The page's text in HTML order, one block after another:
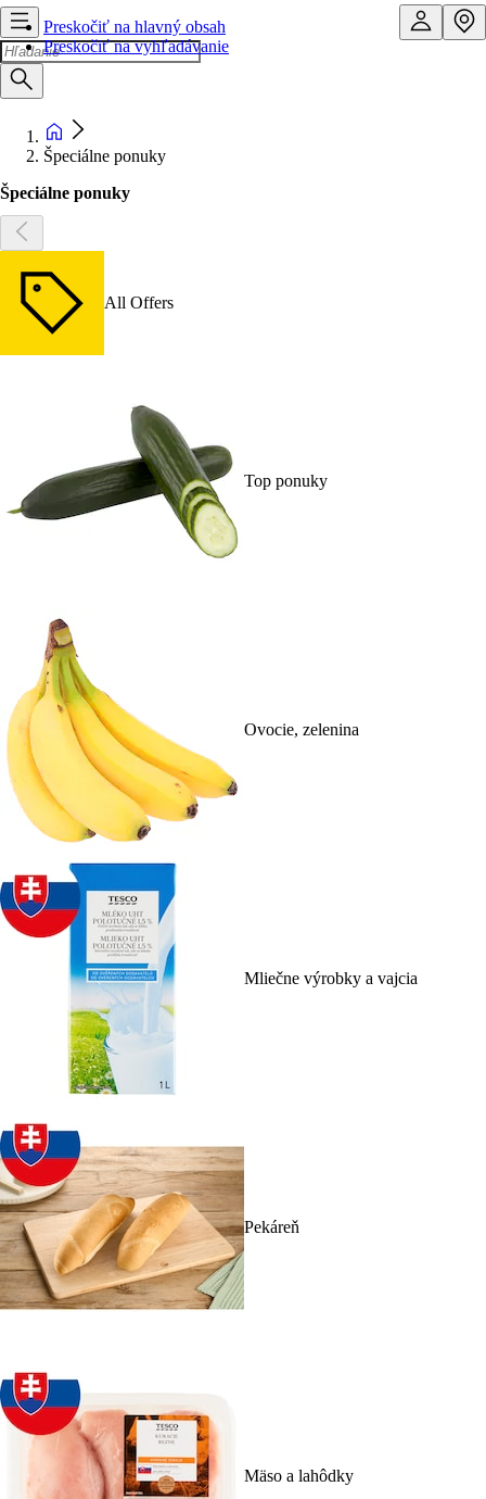
Preskočiť na hlavný obsah
Preskočiť na vyhľadávanie
Špeciálne ponuky
Špeciálne ponuky
All Offers
Top ponuky
Ovocie, zelenina
Mliečne výrobky a vajcia
Pekáreň
Mäso a lahôdky